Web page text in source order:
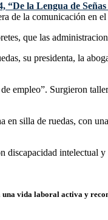
“De la Lengua de
de la comunicación en
que las
su presidenta, la
empleo”. Surgieron
en silla de ruedas, con
intelectual
una vida laboral activa y